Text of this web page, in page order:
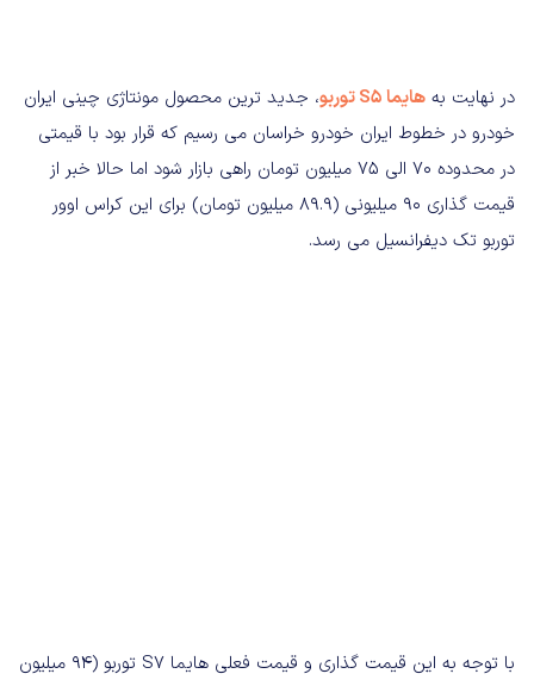
در نهایت به هایما S5 توربو
، جدید ترین محصول مونتاژی چینی ایران
خودرو در خطوط ایران خودرو خراسان می رسیم که قرار بود با قیمتی
در محدوده 70 الی 75 میلیون تومان راهی بازار شود اما حالا خبر از
قیمت گذاری 90 میلیونی (89.9 میلیون تومان) برای این کراس اوور
توربو تک دیفرانسیل می رسد.
با توجه به این قیمت گذاری و قیمت فعلی هایما S7 توربو (94 میلیون